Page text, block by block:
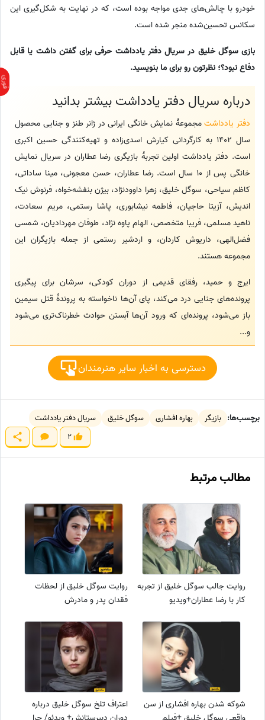
خودرو با چالش‌های جدی مواجه بوده است، که در نهایت به شکل‌گیری این
سکانس تحسین‌شده منجر شده است.
بازی سوگل خلیق در سریال دفتر یادداشت حرفی برای گفتن داشت یا قابل
دفاع نبود؟؛ نظرتون رو برای ما بنویسید.
درباره سریال دفتر یادداشت بیشتر بدانید
دفتر یادداشتمجموعهٔ نمایش خانگی ایرانی در ژانر طنز و جنایی محصول
سال 1402 به کارگردانی کیارش اسدی‌زاده و تهیه‌کنندگی حسین اکبری
است. دفتر یادداشت اولین تجربهٔ بازیگری رضا عطاران در سریال نمایش
خانگی پس از 10 سال است. رضا عطاران، حسن معجونی، مینا ساداتی،
کاظم سیاحی، سوگل خلیق، زهرا داوودنژاد، بیژن بنفشه‌خواه، فرنوش نیک
اندیش، آزیتا حاجیان، فاطمه نیشابوری، پاشا رستمی، مریم سعادت،
ناهید مسلمی، فریبا متخصص، الهام پاوه نژاد، طوفان مهردادیان، شمسی‌
فضل‌‌الهی، داریوش کاردان، و اردشیر رستمی از جمله بازیگران این
مجموعه هستند.
ایرج و حمید، رفقای قدیمی از دوران کودکی، سرشان برای پیگیری
پرونده‌های جنایی درد می‌کند، پای آن‌ها ناخواسته به پروندهٔ قتل‌ سیمین
باز می‌شود، پرونده‌ای که ورود آن‌ها آبستن حوادث خطرناک‌تری می‌شود
و...
دسترسی به اخبار سایر هنرمندان
برچسب‌ها: بازیگر بهاره افشاری سوگل خلیق
سریال دفتر یادداشت
2
مطالب مرتبط
روایت جالب سوگل خلیق از تجربه
کار با رضا عطاران+ویدیو
روایت سوگل خلیق از لحظات
فقدان پدر و مادرش
شوکه شدن بهاره افشاری از سن
اعتراف تلخ سوگل خلیق درباره